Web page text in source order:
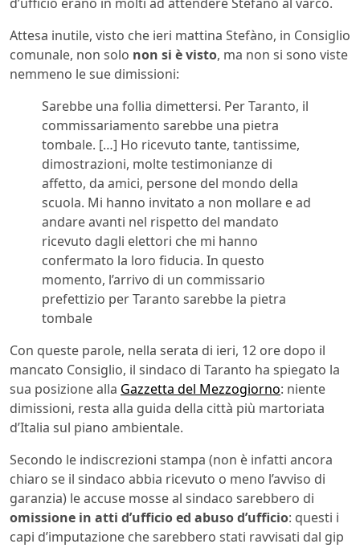
Attesa inutile, visto che ieri mattina Stefàno, in Consiglio
comunale, non solo non si è visto, ma non si sono viste
nemmeno le sue dimissioni:
Sarebbe una follia dimettersi. Per Taranto, il
commissariamento sarebbe una pietra
tombale. […] Ho ricevuto tante, tantissime,
dimostrazioni, molte testimonianze di
affetto, da amici, persone del mondo della
scuola. Mi hanno invitato a non mollare e ad
andare avanti nel rispetto del mandato
ricevuto dagli elettori che mi hanno
confermato la loro fiducia. In questo
momento, l’arrivo di un commissario
prefettizio per Taranto sarebbe la pietra
tombale
Con queste parole, nella serata di ieri, 12 ore dopo il
mancato Consiglio, il sindaco di Taranto ha spiegato la
sua posizione alla Gazzetta del Mezzogiorno: niente
dimissioni, resta alla guida della città più martoriata
d’Italia sul piano ambientale.
Secondo le indiscrezioni stampa (non è infatti ancora
chiaro se il sindaco abbia ricevuto o meno l’avviso di
garanzia) le accuse mosse al sindaco sarebbero di
omissione in atti d’ufficio ed abuso d’ufficio: questi i
capi d’imputazione che sarebbero stati ravvisati dal gip